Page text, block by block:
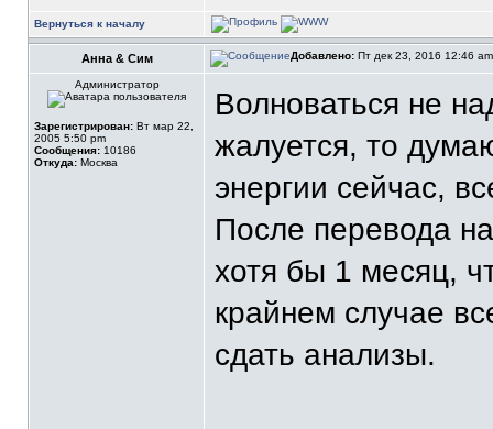
Вернуться к началу
Анна & Сим Добавлено: Пт дек 23, 2016 12:46
Администратор
Зарегистрирован: Вт мар 22,
2005 5:50 pm
Сообщения: 10186
Откуда: Москва
Волноваться не
жалуется, то
энергии сейчас,
После перевода
хотя бы 1 месяц,
крайнем случае
сдать анализы.